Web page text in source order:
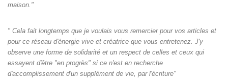
maison."
" Cela fait longtemps que je voulais vous remercier pour vos articles et
pour ce réseau d'énergie vive et créatrice que vous entretenez. J'y
observe une forme de solidarité et un respect de celles et ceux qui
essayent d'être "en progrès" si ce n'est en recherche
d'accomplissement d'un supplément de vie, par l'écriture"